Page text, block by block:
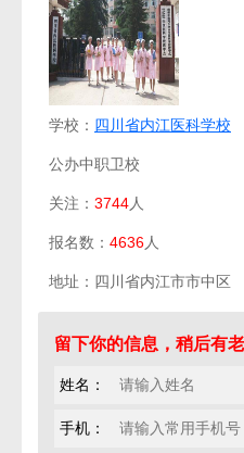
学校： 四川省内江医科学校
公办中职卫校
关注： 3744人
报名数： 4636人
地址：四川省内江市市中区
留下你的信息，稍后有老
姓名：
手机：